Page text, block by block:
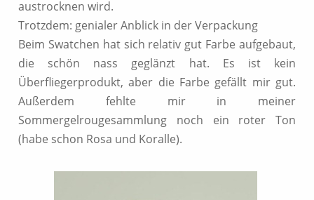
austrocknen wird.
Trotzdem: genialer Anblick in der Verpackung
Beim Swatchen hat sich relativ gut Farbe aufgebaut,
die schön nass geglänzt hat. Es ist kein
Überfliegerprodukt, aber die Farbe gefällt mir gut.
Außerdem fehlte mir in meiner
Sommergelrougesammlung noch ein roter Ton
(habe schon Rosa und Koralle).